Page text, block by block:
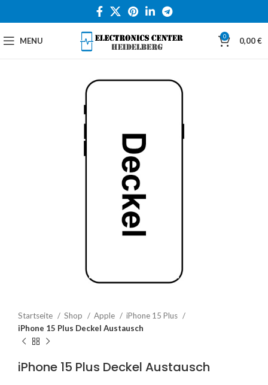
MENU 0 0,00€
Startseite Shop Apple
iPhone 15 Plus
iPhone 15 Plus Deckel Austausch
iPhone 15 Plus Deckel Austausch